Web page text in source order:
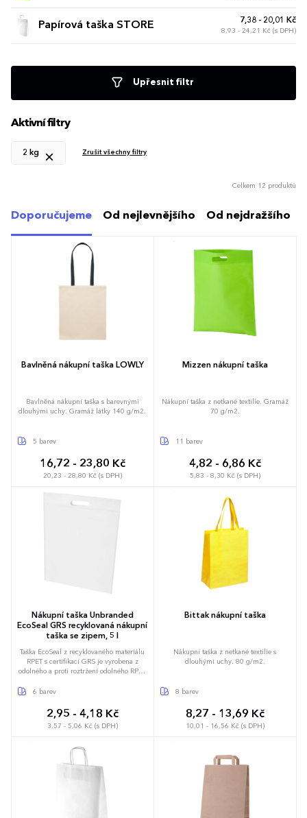
Papírová taška STORE 7,38 - 20,01 Kč
8,93 - 24,21 Kč (s DPH)
Upřesnit filtr
Aktivní filtry
2 kg Zrušit všechny filtry
Celkem 12 produktů
Doporučujeme Od nejlevnějšího Od nejdražšího
Bavlněná nákupní taška LOWLY
Bavlněná nákupní taška s barevnými
dlouhými uchy. Gramáž látky 140 g/m2.
5 barev
16,72 - 23,80 Kč
20,23 - 28,80 Kč (s DPH)
Mizzen nákupní taška
Nákupní taška z netkané textilie. Gramáž
70 g/m2.
11 barev
4,82 - 6,86 Kč
5,83 - 8,30 Kč (s DPH)
Nákupní taška Unbranded
EcoSeal GRS recyklovaná nákupní
taška se zipem, 5 l
Taška EcoSeal z recyklovaného materiálu
RPET s certifikací GRS je vyrobena z
odolného a proti roztržení odolného RPET
konstrukci a vyřezávané rukojeti. Je bez
každodenní nezbytnosti, události nebo
rychlé pochůzky. Nosnost do 3 kg.
Objemová kapacita: 5 litrů.
6 barev
2,95 - 4,18 Kč
3,57 - 5,06 Kč (s DPH)
Bittak nákupní taška
Nákupní taška z netkané textilie s
dlouhými uchy. 80 g/m2.
8 barev
8,27 - 13,69 Kč
10,01 - 16,56 Kč (s DPH)